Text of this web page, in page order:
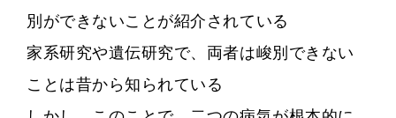
別ができないことが紹介されている
家系研究や遺伝研究で、両者は峻別できない
ことは昔から知られている